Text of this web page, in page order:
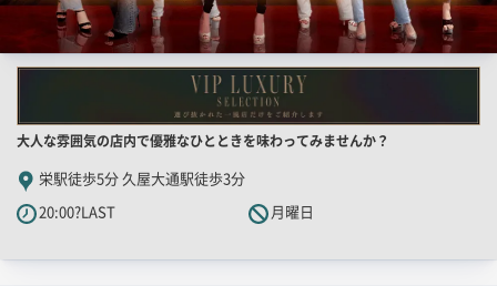
店
舗
PR
キ
大人な雰囲気の店内で優雅なひとときを味わってみませんか？
栄駅徒歩5分 久屋大通駅徒歩3分
20:00?LAST
月曜日